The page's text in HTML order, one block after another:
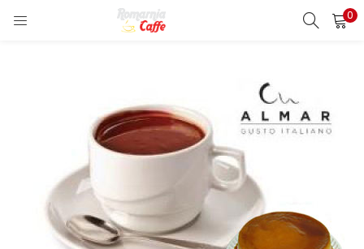
0
LOGIN REGISTER
Enter your username and password to login.
Remember me